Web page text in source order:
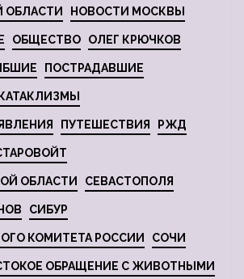
ОБЛАСТИ НОВОСТИ МОСКВЫ
ОБЩЕСТВО ОЛЕГ КРЮЧКОВ
ПОСТРАДАВШИЕ
ПУТЕШЕСТВИЯ РЖД
ОБЛАСТИ СЕВАСТОПОЛЯ
СИБУР
КОМИТЕТА РОССИИ СОЧИ
ОБРАЩЕНИЕ С ЖИВОТНЫМИ